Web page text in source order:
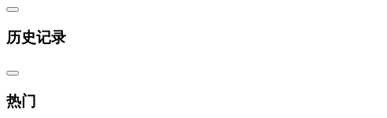
历史记录
热门